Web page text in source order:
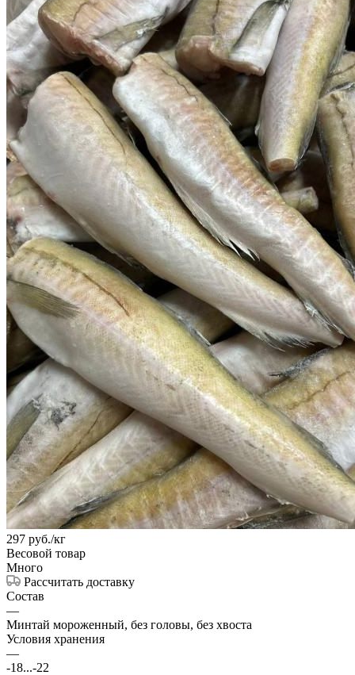
297 руб./кг
Весовой товар
Много
Рассчитать доставку
Состав
—
Минтай мороженный, без головы, без хвоста
Условия хранения
—
-18...-22